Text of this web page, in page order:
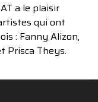
a le plaisir
qui ont
: Fanny Alizon,
Prisca Theys.